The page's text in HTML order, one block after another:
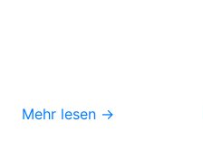
Mehr lesen →